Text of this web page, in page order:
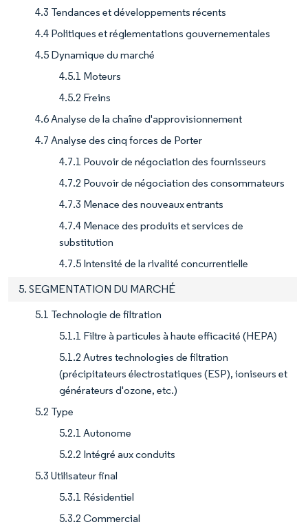
4.3 Tendances et développements récents
4.4 Politiques et réglementations gouvernementales
4.5 Dynamique du marché
4.5.1 Moteurs
4.5.2 Freins
4.6 Analyse de la chaîne d'approvisionnement
4.7 Analyse des cinq forces de Porter
4.7.1 Pouvoir de négociation des fournisseurs
4.7.2 Pouvoir de négociation des consommateurs
4.7.3 Menace des nouveaux entrants
4.7.4 Menace des produits et services de
substitution
4.7.5 Intensité de la rivalité concurrentielle
5. SEGMENTATION DU MARCHÉ
5.1 Technologie de filtration
5.1.1 Filtre à particules à haute efficacité (HEPA)
5.1.2 Autres technologies de filtration
(précipitateurs électrostatiques (ESP), ioniseurs et
générateurs d'ozone, etc.)
5.2 Type
5.2.1 Autonome
5.2.2 Intégré aux conduits
5.3 Utilisateur final
5.3.1 Résidentiel
5.3.2 Commercial